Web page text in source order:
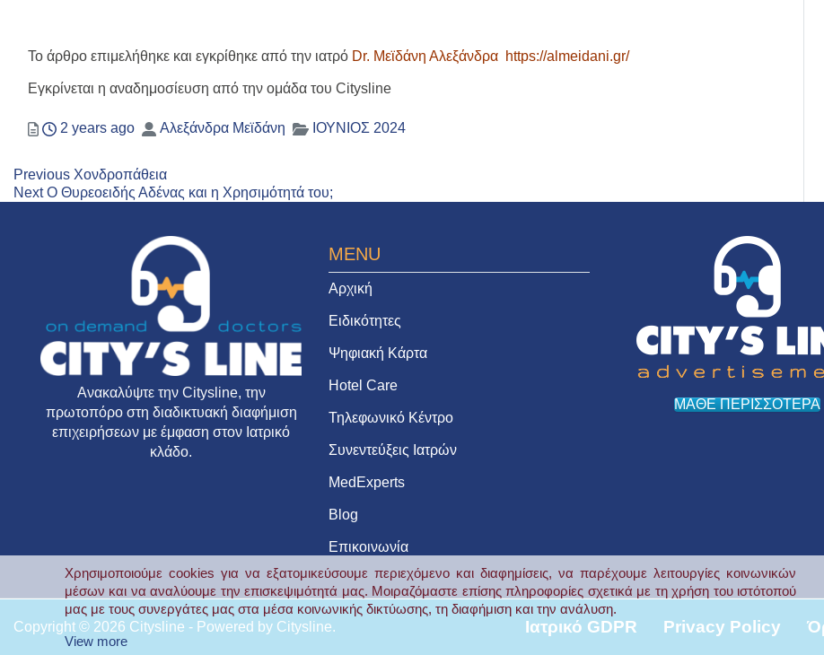
Το άρθρο επιμελήθηκε και εγκρίθηκε από την ιατρό Dr. Μεϊδάνη Αλεξάνδρα https://almeidani.gr/
Εγκρίνεται η αναδημοσίευση από την ομάδα του Citysline
Posted
2 years ago Author
Αλεξάνδρα Μεϊδάνη Categories
ΙΟΥΝΙΟΣ 2024
Πλοήγηση
Previous Previous
post:
Χονδροπάθεια
Next Next
Ο Θυρεοειδής Αδένας και η Χρησιμότητά του;
Ανακαλύψτε την Citysline, την
πρωτοπόρο στη διαδικτυακή διαφήμιση
επιχειρήσεων με έμφαση στον Ιατρικό
κλάδο.
MENU
Αρχική
Ειδικότητες
Ψηφιακή Κάρτα
Hotel Care
Τηλεφωνικό Κέντρο
Συνεντεύξεις Ιατρών
MedExperts
Blog
Επικοινωνία
ΜΑΘΕ ΠΕΡΙΣΣΟΤΕΡΑ
Copyright © 2026 Citysline - Powered by Citysline. Ιατρικό GDPR Privacy Policy
Χρησιμοποιούμε cookies για να εξατομικεύσουμε περιεχόμενο και διαφημίσεις, να παρέχουμε λειτουργίες κοινωνικών
μέσων και να αναλύουμε την επισκεψιμότητά μας. Μοιραζόμαστε επίσης πληροφορίες σχετικά με τη χρήση του ιστότοπού
μας με τους συνεργάτες μας στα μέσα κοινωνικής δικτύωσης, τη διαφήμιση και την ανάλυση.
View more